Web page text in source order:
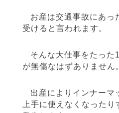
お産は交通事故にあっ
受けると言われます。
そんな大仕事をたった
が無傷なはずありません
出産によりインナーマ
上手に使えなくなった